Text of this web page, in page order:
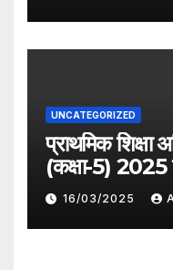
UNCATEGORIZED
प्राथमिक शिक्षा
(कक्षा-5) 2025
16/03/2025